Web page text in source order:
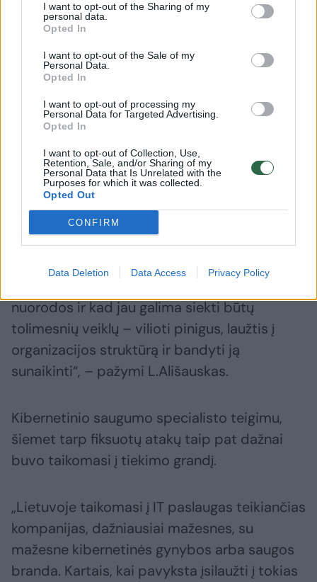
I want to opt-out of the Sharing of my
personal data.
Opted In
I want to opt-out of the Sale of my
Personal Data.
Opted In
I want to opt-out of processing my
Personal Data for Targeted Advertising.
Opted In
I want to opt-out of Collection, Use,
Retention, Sale, and/or Sharing of my
Personal Data that Is Unrelated with the
Purposes for which it was collected.
Opted Out
CONFIRM
Data Deletion Data Access Privacy Policy
nesikeičia – tai virusai arba kenkimo
programinė įranga, su tikslu pavogti
informaciją ar kompiuterį, ar telefoną įtraukti į
botnetus kitai nusikalstamai veiklai
programinė įranga, socialinės inžinerijos
būdas, jis išlieka labai aktyvus“, – sako NKSC
vadovas.
„Nusikaltėliai mato, kad saugos sistemos ir
architektūros procesai gerėja, todėl viską
apeiti yra taikomasi į žmogų, labai paprastai
jį įviliojant į situaciją, kad jis priimtų kažkokį
nuorodos ir kad jau galima siekti būtų
tolimesnių veiklų – vilioti pinigus, laužtis į
organizacijos struktūrą ir bandyti ją
sunaikinti“, – pažymi L.Ališauskas.
Kibernetinio saugumo specialisto teigimu,
šiemet tarp fiksuotų atakų taip pat dažnai
buvo taikomasi į tiekimo grandį.
„Lietuvoje taikomasi į IT paslaugas teikiančias
kompanijas, dažniausiai mažesnes, su
mažesne kibernetinės gynybos arba saugos
branda. Kartais, kai pavyksta įsilaužti į tokias